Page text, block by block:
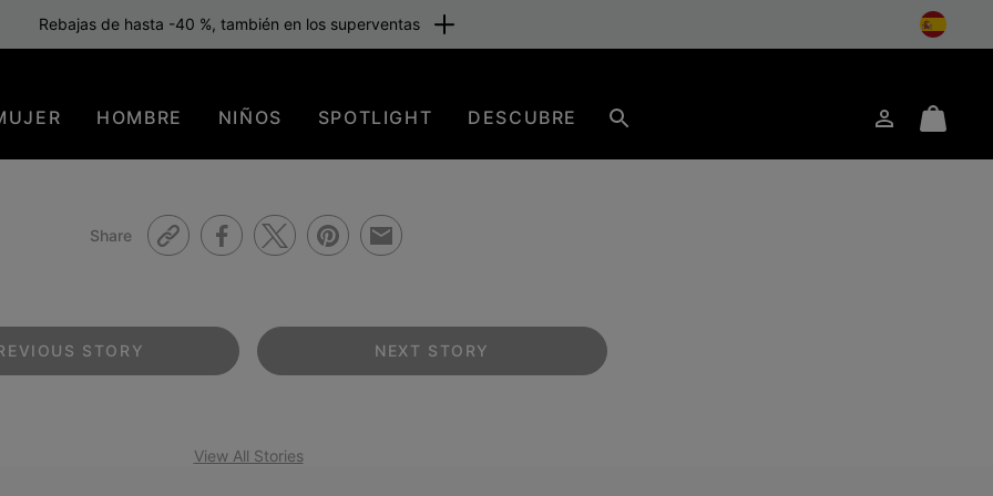
Rebajas de hasta -40 %, también en los superventas
HOMBRE NIÑOS SPOTLIGHT DESCUBRE
Iniciar
Mini
Share
STORY NEXT STORY
View All Stories